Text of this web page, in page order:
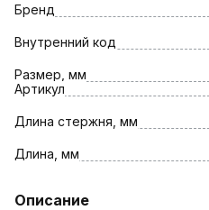
Бренд
Внутренний код
Размер, мм
Артикул
Длина стержня, мм
Длина, мм
Описание